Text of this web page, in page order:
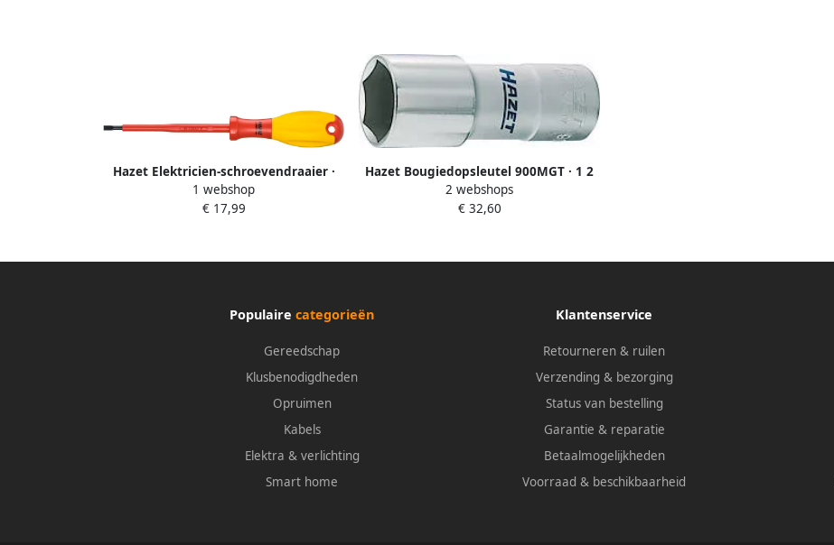
Hazet Elektricien-schroevendraaier ·
geïsoleerd 810VDE-40 · Sleufprofiel · SW
0 8 x 4 mm
1 webshop
€ 17,99
Hazet Bougiedopsleutel 900MGT · 1 2
inch (12 5 mm) vierkant hol · Buiten-
zeskant-profiel · SW 20 8 mm · 13 16?
2 webshops
€ 32,60
Populaire categorieën
Gereedschap
Klusbenodigdheden
Opruimen
Kabels
Elektra & verlichting
Smart home
Klantenservice
Retourneren & ruilen
Verzending & bezorging
Status van bestelling
Garantie & reparatie
Betaalmogelijkheden
Voorraad & beschikbaarheid